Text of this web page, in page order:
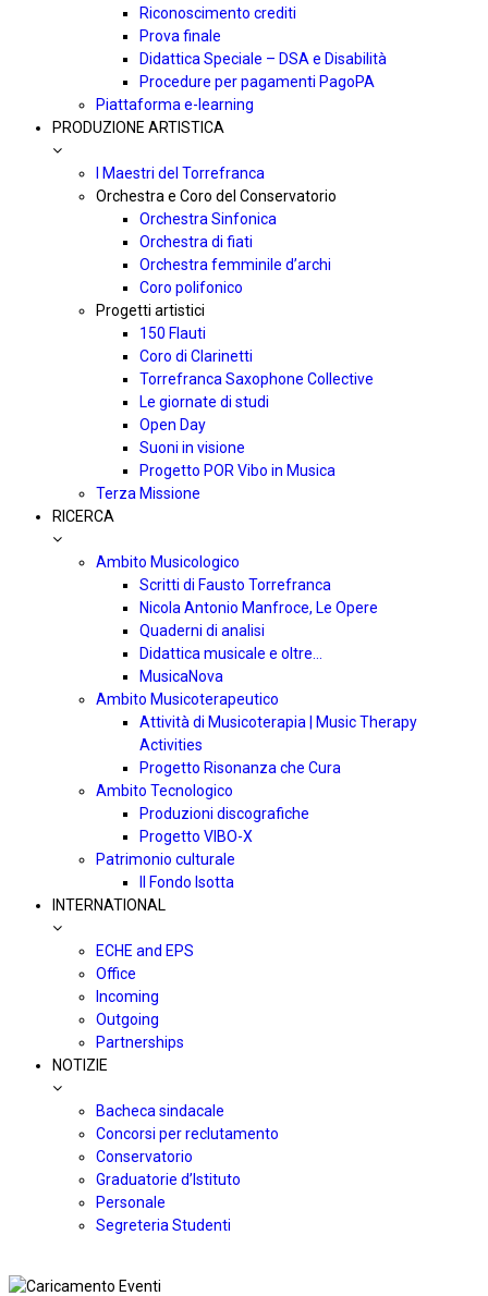
Riconoscimento crediti
Prova finale
Didattica Speciale – DSA e Disabilità
Procedure per pagamenti PagoPA
Piattaforma e-learning
PRODUZIONE ARTISTICA
I Maestri del Torrefranca
Orchestra e Coro del Conservatorio
Orchestra Sinfonica
Orchestra di fiati
Orchestra femminile d’archi
Coro polifonico
Progetti artistici
150 Flauti
Coro di Clarinetti
Torrefranca Saxophone Collective
Le giornate di studi
Open Day
Suoni in visione
Progetto POR Vibo in Musica
Terza Missione
RICERCA
Ambito Musicologico
Scritti di Fausto Torrefranca
Nicola Antonio Manfroce, Le Opere
Quaderni di analisi
Didattica musicale e oltre…
MusicaNova
Ambito Musicoterapeutico
Attività di Musicoterapia | Music Therapy
Activities
Progetto Risonanza che Cura
Ambito Tecnologico
Produzioni discografiche
Progetto VIBO-X
Patrimonio culturale
Il Fondo Isotta
INTERNATIONAL
ECHE and EPS
Office
Incoming
Outgoing
Partnerships
NOTIZIE
Bacheca sindacale
Concorsi per reclutamento
Conservatorio
Graduatorie d’Istituto
Personale
Segreteria Studenti